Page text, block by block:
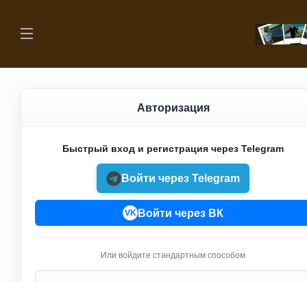
Авторизация
Быстрый вход и регистрация через Telegram
Войти через Telegram
VK Войти через ВК
Или войдите стандартным способом